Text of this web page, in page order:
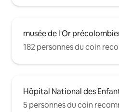
musée de l'Or
182 personnes du coin
Hôpital National des
5 personnes du coin